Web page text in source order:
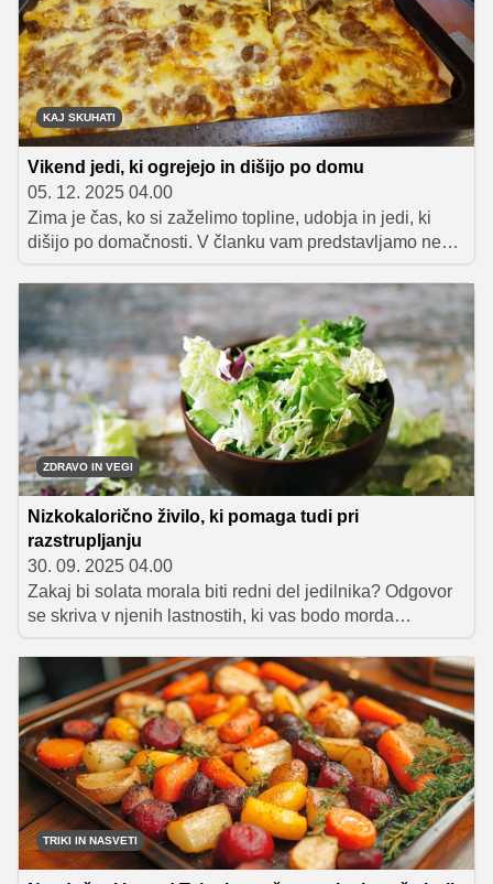
nadaljevanju razkrivamo, zakaj ta način deluje, kako
poteka priprava in katere trike je dobro poznati, da bo
piščanec vsakič popoln.
KAJ SKUHATI
Vikend jedi, ki ogrejejo in dišijo po domu
05. 12. 2025 04.00
Zima je čas, ko si zaželimo topline, udobja in jedi, ki
dišijo po domačnosti. V članku vam predstavljamo nekaj
najboljših zimskih comfort food idej – od bogatih
enolončnic do počasi pečenih jedi, testenin in sladic, ki
so kot naročene za sproščen vikend. Zbrani recepti
ogrejejo, nasitijo in ustvarijo tisto pravo decembrsko
domače vzdušje.
ZDRAVO IN VEGI
Nizkokalorično živilo, ki pomaga tudi pri
razstrupljanju
30. 09. 2025 04.00
Zakaj bi solata morala biti redni del jedilnika? Odgovor
se skriva v njenih lastnostih, ki vas bodo morda
presenetile, koliko koristi skriva skleda sveže solate.
TRIKI IN NASVETI